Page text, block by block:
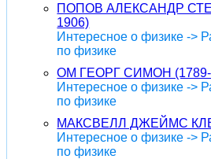
ПОПОВ АЛЕКСАНДР
1906)
Интересное о физике ->
по физике
ОМ ГЕОРГ СИМОН (1789-
Интересное о физике ->
по физике
МАКСВЕЛЛ ДЖЕЙМС
Интересное о физике ->
по физике